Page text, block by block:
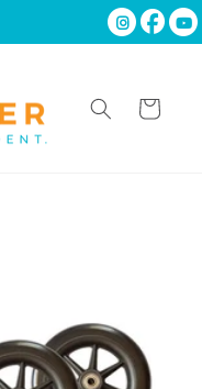
Carrito